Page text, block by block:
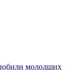
стали більше